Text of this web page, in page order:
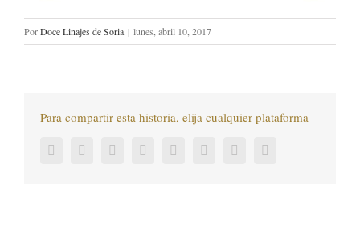
PorDoce Linajes de Soria | lunes, abril 10, 2017
Para compartir esta historia, elija cualquier plataforma
FacebookTwitter LinkedInReddit Tumblr Pinterest